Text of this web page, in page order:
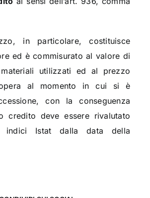
in particolare, costituisce
ed è commisurato al valore di
utilizzati ed al prezzo
al momento in cui si è
con la conseguenza
credito deve essere rivalutato
indici Istat dalla data della